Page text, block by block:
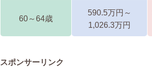
60～64歳
590.5万円～
1,026.3万円
スポンサーリンク